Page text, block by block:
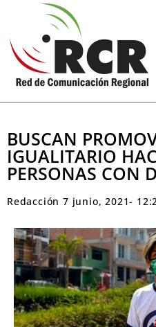
BUSCAN
IGUALITARIO
PERSONAS CON
Redacción 7 junio, 2021-